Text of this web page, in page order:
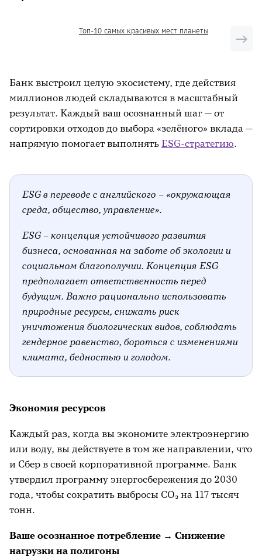
Энергосберегающие
содержат ртуть — не
Топ-10 самых красивых мест планеты
Банк выстроил целую экосистему, где действия
миллионов людей складываются в масштабный
результат. Каждый ваш осознанный шаг — от
сортировки отходов до выбора «зелёного» вклада —
напрямую помогает выполнять ESG-стратегию.
ESG в переводе с английского – «окружающая
среда, общество, управление».
ESG – концепция устойчивого развития
бизнеса, основанная на заботе об экологии и
социальном благополучии. Концепция ESG
предполагает ответственность перед
будущим. Важно рационально использовать
природные ресурсы, снижать риск
уничтожения биологических видов, соблюдать
гендерное равенство, бороться с изменениями
климата, бедностью и голодом.
Экономия ресурсов
Каждый раз, когда вы экономите электроэнергию
или воду, вы действуете в том же направлении, что
и Сбер в своей корпоративной программе. Банк
утвердил программу энергосбережения до 2030
года, чтобы сократить выбросы CO₂ на 117 тысяч
тонн.
Ваше осознанное потребление → Снижение
нагрузки на полигоны